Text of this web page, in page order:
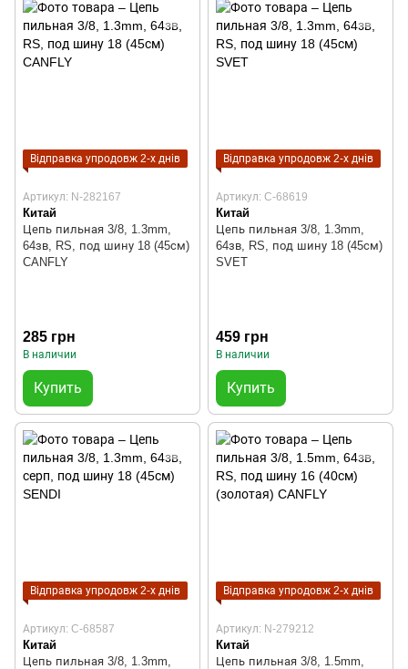
Відправка упродовж 2-х днів
Артикул: N-282167
Китай
Цепь пильная 3/8, 1.3mm,
64зв, RS, под шину 18 (45см)
CANFLY
285 грн
В наличии
Купить
Відправка упродовж 2-х днів
Артикул: C-68619
Китай
Цепь пильная 3/8, 1.3mm,
64зв, RS, под шину 18 (45см)
SVET
459 грн
В наличии
Купить
Відправка упродовж 2-х днів
Артикул: C-68587
Китай
Цепь пильная 3/8, 1.3mm,
Відправка упродовж 2-х днів
Артикул: N-279212
Китай
Цепь пильная 3/8, 1.5mm,